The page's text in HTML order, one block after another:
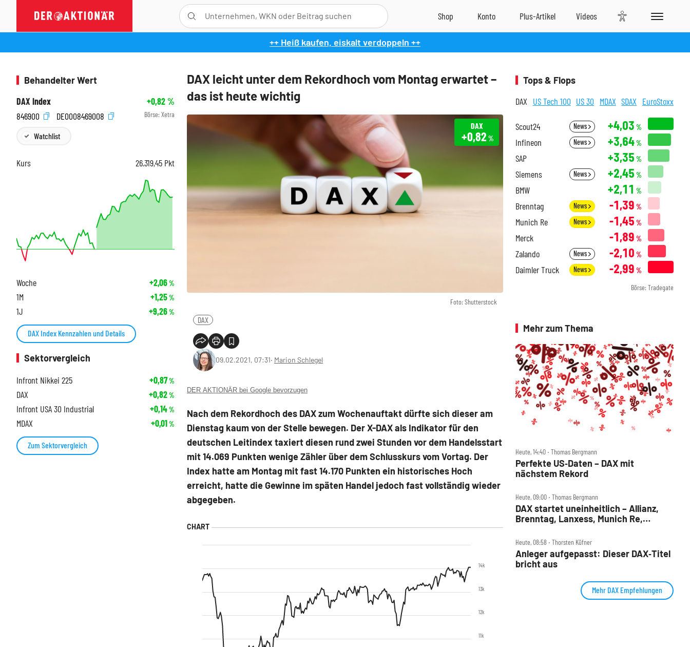
++ Heiß kaufen, eiskalt verdoppeln ++
DAX leicht unter dem Rekordhoch vom Montag erwartet –
das ist heute wichtig
Foto: Shutterstock
DAX
+0,82%
DAX
09.02.2021, 07:31‧ Marion Schlegel
DER AKTIONÄR bei Google bevorzugen
Nach dem Rekordhoch des DAX zum Wochenauftakt dürfte sich dieser am
Dienstag kaum von der Stelle bewegen. Der X-DAX als Indikator für den
deutschen Leitindex taxiert diesen rund zwei Stunden vor dem Handelsstart
mit 14.069 Punkten wenige Zähler über dem Schlusskurs vom Vortag. Der
Index hatte am Montag mit fast 14.170 Punkten ein historisches Hoch
erreicht, hatte die Gewinne im späten Handel jedoch fast vollständig wieder
abgegeben.
11k
12k
13k
14k
Behandelter Wert
DAX Index
+0,82%
846900
DE0008469008 Börse: Xetra
Watchlist
Kurs 26.319,45 Pkt
Woche +2,06%
1M +1,25%
1J +9,26%
DAX Index Kennzahlen und Details
Sektorvergleich
Infront Nikkei 225
+0,87%
DAX +0,82%
Infront USA 30 Industrial +0,14%
MDAX +0,01%
Zum Sektorvergleich
Tops & Flops
DAX US Tech 100 US 30 MDAX SDAX EuroStoxx
Scout24 News +4,03 %
Infineon News +3,64%
SAP +3,35 %
Siemens News +2,45 %
BMW +2,11 %
Brenntag News -1,39 %
Munich Re News -1,45 %
Merck -1,89 %
Zalando News -2,10 %
Daimler Truck News -2,99 %
Börse: Tradegate
Mehr zum Thema
Heute, 14:40 ‧ Thomas Bergmann
Perfekte US‑Daten – DAX mit
nächstem Rekord
Heute, 09:00 ‧ Thomas Bergmann
DAX startet uneinheitlich – Allianz,
Brenntag, Lanxess, Munich Re,
Heute, 08:58 ‧ Thorsten Küfner
Anleger aufgepasst: Dieser DAX‑Titel
bricht aus
Mehr DAX Empfehlungen